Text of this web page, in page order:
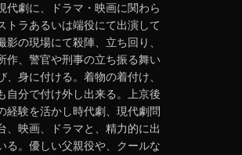
代劇に、ドラマ・映画に関わら
トラあるいは端役にて出演して
影の現場にて殺陣、立ち回り、
作、警官や刑事の立ち振る舞い
、身に付ける。着物の着付け、
自分で付け外し出来る。上京後
経験を活かし時代劇、現代劇問
、映画、ドラマと、精力的に出
る。優しい父親役や、クールな